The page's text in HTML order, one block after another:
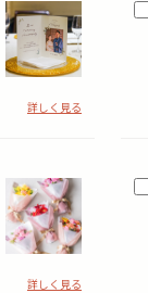
詳しく見る
詳しく見る